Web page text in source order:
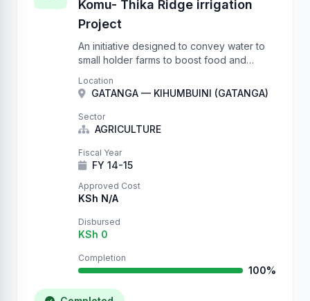
Komu- Thika Ridge irrigation
Project
An initiative designed to convey water to
small holder farms to boost food and
Location
GATANGA — KIHUMBUINI (GATANGA)
Sector
AGRICULTURE
Fiscal Year
FY 14-15
Approved Cost
KSh N/A
Disbursed
KSh 0
Completion
100%